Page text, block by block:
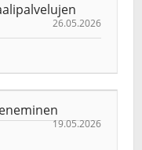
26.05.2026
19.05.2026